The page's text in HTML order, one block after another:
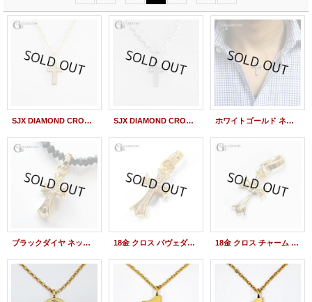
SJX DIAMOND CROSS NECKLACE K18 YG Ｍサイズ ダイヤペンダント ネックレス クロス 十字架 /23513 SJX DIAMOND CROSS CHARM K18 WG Ｍサイズ ダイヤペンダント ネックレストップ クロス 十字架 /2359 ホワイトゴールド ネックレス ダイヤ クロス ペンダント
ブラックダイヤ ネックレス 18金クロス ダイヤモンド パヴェ 18金 クロス パヴェダイヤチャーム K18YG 18金 クロス チャーム K18YG イエローゴールド